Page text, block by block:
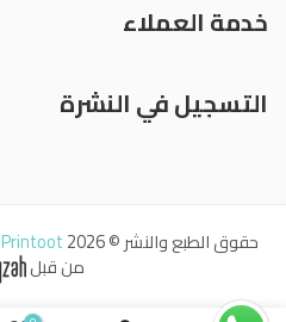
خدمة العملاء
التسجيل في النشرة
حقوق الطبع والنشر © 2026 Printoot
من قبل